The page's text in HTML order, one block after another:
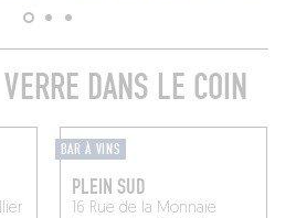
DANS LE COIN
BAR À VINS
PLEIN SUD
16 Rue de la Monnaie